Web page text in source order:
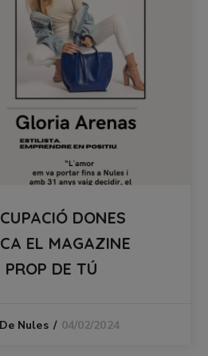
DONES
EL MAGAZINE
DE TÚ
Nules 04/02/2024